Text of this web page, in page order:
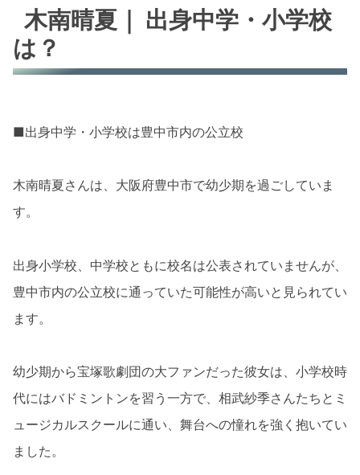
木南晴夏｜ 出身中学・小学校
は？
■出身中学・小学校は豊中市内の公立校
木南晴夏さんは、大阪府豊中市で幼少期を過ごしていま
す。
出身小学校、中学校ともに校名は公表されていませんが、
豊中市内の公立校に通っていた可能性が高いと見られてい
ます。
幼少期から宝塚歌劇団の大ファンだった彼女は、小学校時
代にはバドミントンを習う一方で、相武紗季さんたちとミ
ュージカルスクールに通い、舞台への憧れを強く抱いてい
ました。